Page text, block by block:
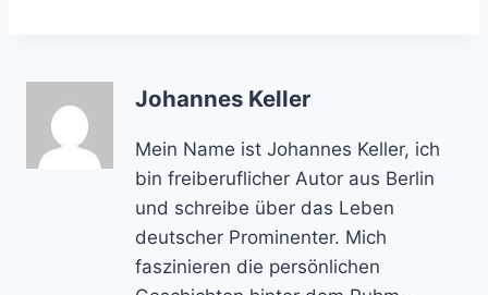
Johannes Keller
Mein Name ist Johannes Keller, ich
bin freiberuflicher Autor aus Berlin
und schreibe über das Leben
deutscher Prominenter. Mich
faszinieren die persönlichen